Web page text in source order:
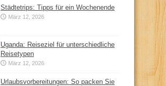
Städtetrips: Tipps für ein Wochenende
März 12, 2026
Uganda: Reiseziel für unterschiedliche
Reisetypen
März 12, 2026
Urlaubsvorbereitungen: So packen Sie